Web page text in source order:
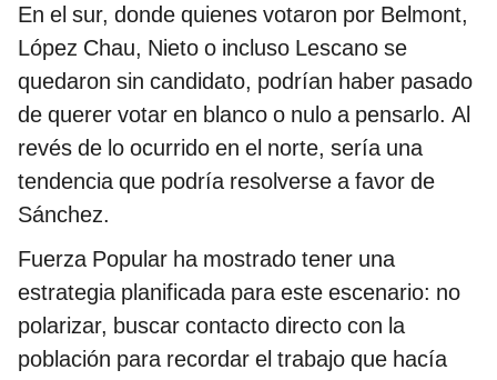
En el sur, donde quienes votaron por Belmont,
López Chau, Nieto o incluso Lescano se
quedaron sin candidato, podrían haber pasado
de querer votar en blanco o nulo a pensarlo. Al
revés de lo ocurrido en el norte, sería una
tendencia que podría resolverse a favor de
Sánchez.
Fuerza Popular ha mostrado tener una
estrategia planificada para este escenario: no
polarizar, buscar contacto directo con la
población para recordar el trabajo que hacía